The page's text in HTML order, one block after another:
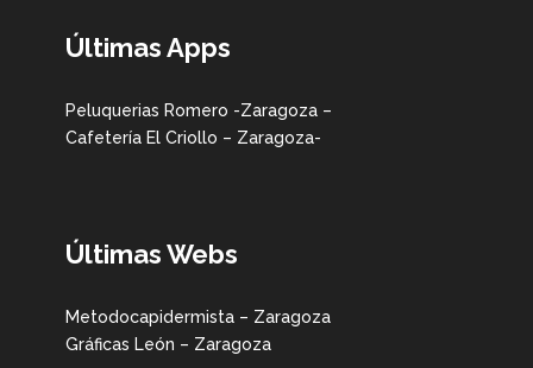
Últimas Apps
Peluquerias Romero -Zaragoza –
Cafetería El Criollo – Zaragoza-
Últimas Webs
Metodocapidermista – Zaragoza
Gráficas León – Zaragoza